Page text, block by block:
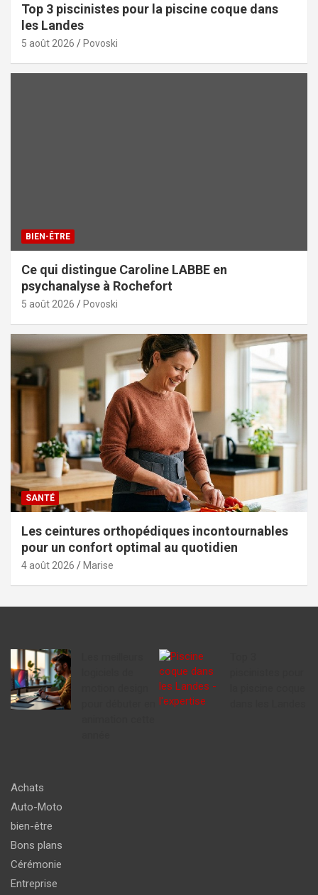
Top 3 piscinistes pour la piscine coque dans
les Landes
5 août 2026 Povoski
BIEN-ÊTRE
Ce qui distingue Caroline LABBE en
psychanalyse à Rochefort
5 août 2026 Povoski
SANTÉ
Les ceintures orthopédiques incontournables
pour un confort optimal au quotidien
4 août 2026 Marise
Achats
Auto-Moto
bien-être
Bons plans
Cérémonie
Entreprise